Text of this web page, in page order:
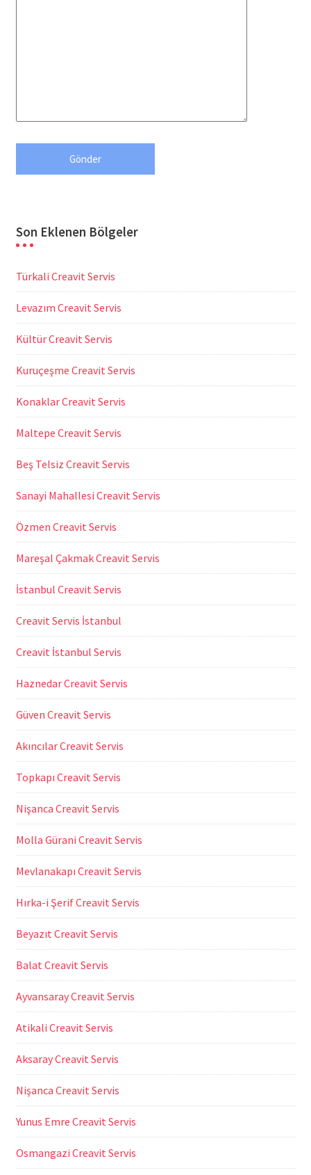
Son Eklenen Bölgeler
Türkali Creavit Servis
Levazım Creavit Servis
Kültür Creavit Servis
Kuruçeşme Creavit Servis
Konaklar Creavit Servis
Maltepe Creavit Servis
Beş Telsiz Creavit Servis
Sanayi Mahallesi Creavit Servis
Özmen Creavit Servis
Mareşal Çakmak Creavit Servis
İstanbul Creavit Servis
Creavit Servis İstanbul
Creavit İstanbul Servis
Haznedar Creavit Servis
Güven Creavit Servis
Akıncılar Creavit Servis
Topkapı Creavit Servis
Nişanca Creavit Servis
Molla Gürani Creavit Servis
Mevlanakapı Creavit Servis
Hırka-i Şerif Creavit Servis
Beyazıt Creavit Servis
Balat Creavit Servis
Ayvansaray Creavit Servis
Atikali Creavit Servis
Aksaray Creavit Servis
Nişanca Creavit Servis
Yunus Emre Creavit Servis
Osmangazi Creavit Servis